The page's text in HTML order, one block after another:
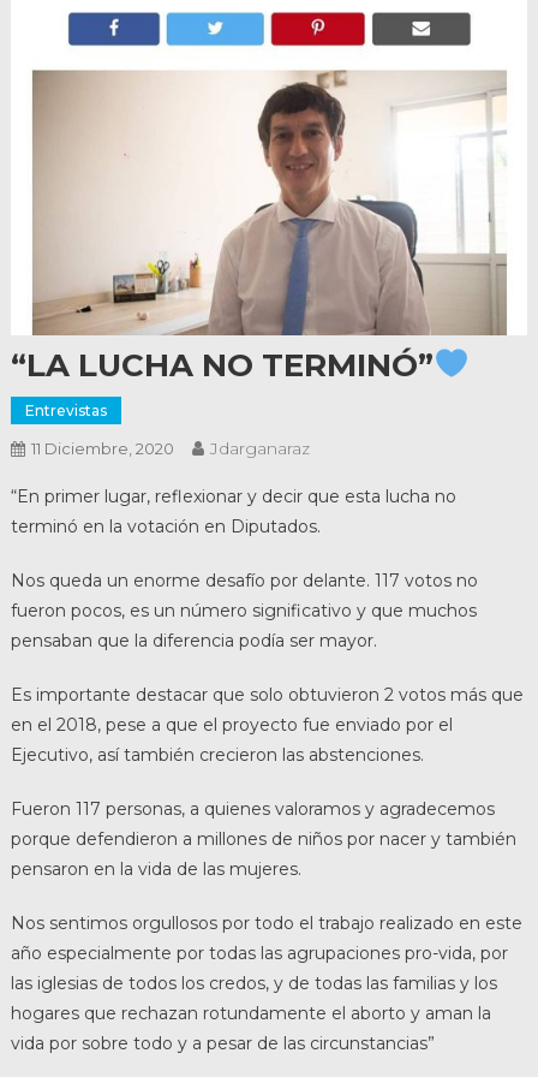
“LA LUCHA NO TERMINÓ”
Entrevistas
11 Diciembre, 2020 Jdarganaraz
“En primer lugar, reflexionar y decir que esta lucha no
terminó en la votación en Diputados.
Nos queda un enorme desafío por delante. 117 votos no
fueron pocos, es un número significativo y que muchos
pensaban que la diferencia podía ser mayor.
Es importante destacar que solo obtuvieron 2 votos más que
en el 2018, pese a que el proyecto fue enviado por el
Ejecutivo, así también crecieron las abstenciones.
Fueron 117 personas, a quienes valoramos y agradecemos
porque defendieron a millones de niños por nacer y también
pensaron en la vida de las mujeres.
Nos sentimos orgullosos por todo el trabajo realizado en este
año especialmente por todas las agrupaciones pro-vida, por
las iglesias de todos los credos, y de todas las familias y los
hogares que rechazan rotundamente el aborto y aman la
vida por sobre todo y a pesar de las circunstancias”